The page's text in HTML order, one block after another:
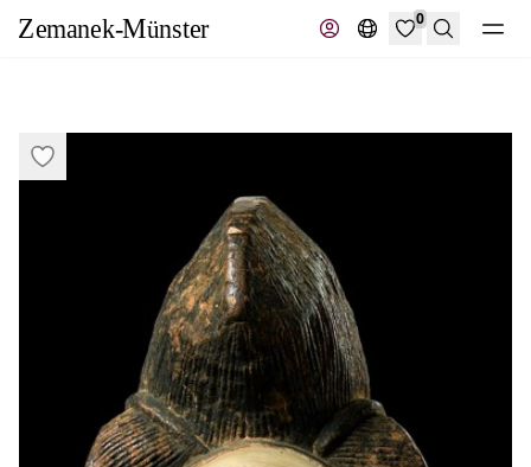
0
Recherche